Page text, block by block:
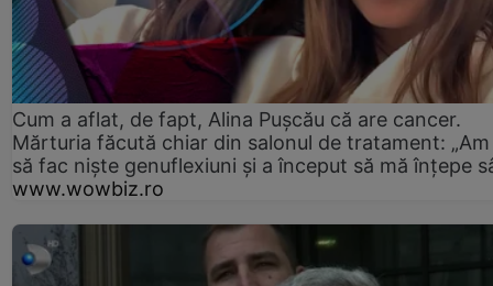
Cum a aflat, de fapt, Alina Pușcău că are cancer.
Mărturia făcută chiar din salonul de tratament:
să fac niște genuflexiuni și a început să mă înțepe
www.wowbiz.ro